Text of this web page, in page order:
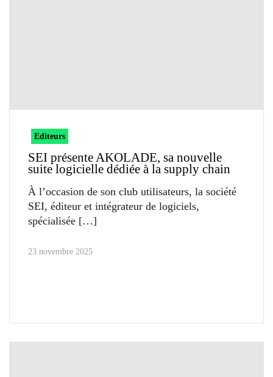
Editeurs
SEI présente AKOLADE, sa nouvelle
suite logicielle dédiée à la supply chain
À l’occasion de son club utilisateurs, la société
SEI, éditeur et intégrateur de logiciels,
spécialisée
23 novembre 2025